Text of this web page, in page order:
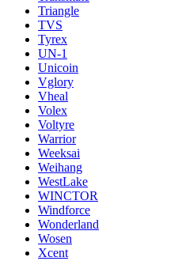
Triangle
TVS
Tyrex
UN-1
Unicoin
Vglory
Vheal
Volex
Voltyre
Warrior
Weeksai
Weihang
WestLake
WINCTOR
Windforce
Wonderland
Wosen
Xcent